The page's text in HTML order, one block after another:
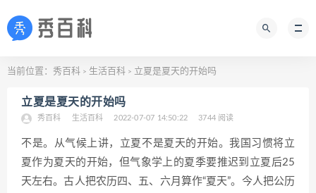
当前位置： 秀百科 > 生活百科 > 立夏是夏天的开始吗
立夏是夏天的开始吗
秀百科 生活百科 2022-07-07 14:50:22 3744 阅读
不是。从气候上讲，立夏不是夏天的开始。我国习惯将立
夏作为夏天的开始，但气象学上的夏季要推迟到立夏后25
天左右。古人把农历四、五、六月算作“夏天”。今人把公历